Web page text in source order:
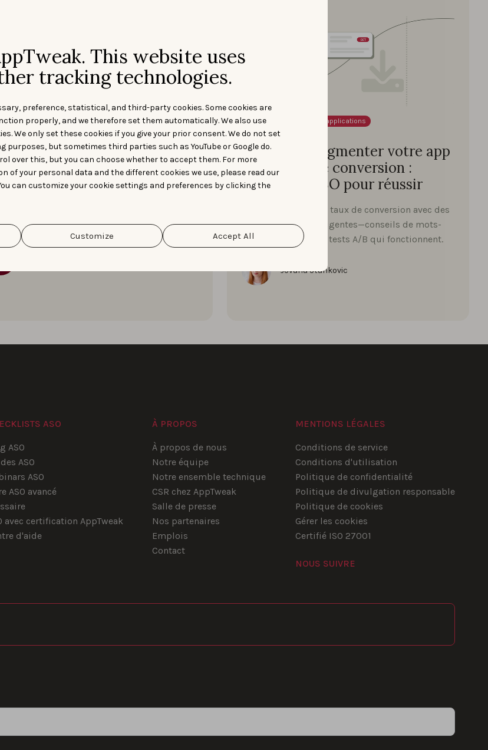
This website uses
tracking technologies.
preference, statistical, and third-party cookies. Some cookies are
properly, and we therefore set them automatically. We also use
We only set these cookies if you give your prior consent. We do not set
purposes, but sometimes third parties such as YouTube or Google do.
over this, but you can choose whether to accept them. For more
of your personal data and the different cookies we use, please read our
can customize your cookie settings and preferences by clicking the
Customize Accept All
du marché des applications
WWDC 2025 : à quoi
pour l’ASO dans les
mois
WWDC 2025 de Apple
Insights du marché des applications
7 AVRIL 2025
Comment augmenter votre app
store taux de conversion :
stratégies ASO pour réussir
Améliorez votre app taux de conversion avec des
tactiques ASO intelligentes—conseils de mots-
clés, visuels, avis et tests A/B qui fonctionnent.
Jovana Stankovic
ASO
ASO
ASO
ASO
ASO avancé
avec certification AppTweak
d'aide
À PROPOS
À propos de nous
Notre équipe
Notre ensemble technique
CSR chez AppTweak
Salle de presse
Nos partenaires
Emplois
Contact
MENTIONS LÉGALES
Conditions de service
Conditions d'utilisation
Politique de confidentialité
Politique de divulgation responsable
Politique de cookies
Gérer les cookies
Certifié ISO 27001
NOUS SUIVRE